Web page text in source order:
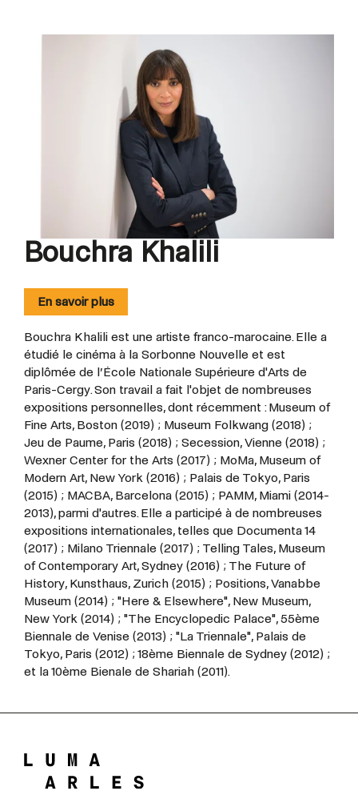
Bouchra Khalili
En savoir plus
Bouchra Khalili est une artiste franco-marocaine. Elle a
étudié le cinéma à la Sorbonne Nouvelle et est
diplômée de l’École Nationale Supérieure d'Arts de
Paris-Cergy. Son travail a fait l'objet de nombreuses
expositions personnelles, dont récemment : Museum of
Fine Arts, Boston (2019) ; Museum Folkwang (2018) ;
Jeu de Paume, Paris (2018) ; Secession, Vienne (2018) ;
Wexner Center for the Arts (2017) ; MoMa, Museum of
Modern Art, New York (2016) ; Palais de Tokyo, Paris
(2015) ; MACBA, Barcelona (2015) ; PAMM, Miami (2014-
2013), parmi d'autres. Elle a participé à de nombreuses
expositions internationales, telles que Documenta 14
(2017) ; Milano Triennale (2017) ; Telling Tales, Museum
of Contemporary Art, Sydney (2016) ; The Future of
History, Kunsthaus, Zurich (2015) ; Positions, Vanabbe
Museum (2014) ; "Here & Elsewhere", New Museum,
New York (2014) ; "The Encyclopedic Palace", 55ème
Biennale de Venise (2013) ; "La Triennale", Palais de
Tokyo, Paris (2012) ; 18ème Biennale de Sydney (2012) ;
et la 10ème Bienale de Shariah (2011).